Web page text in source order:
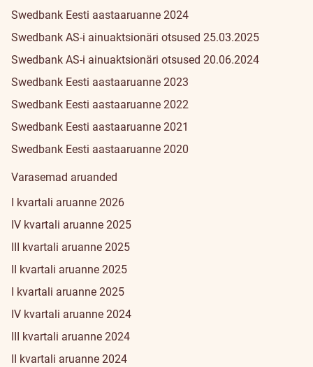
Swedbank Eesti aastaaruanne 2024
Swedbank AS-i ainuaktsionäri otsused 25.03.2025
Swedbank AS-i ainuaktsionäri otsused 20.06.2024
Swedbank Eesti aastaaruanne 2023
Swedbank Eesti aastaaruanne 2022
Swedbank Eesti aastaaruanne 2021
Swedbank Eesti aastaaruanne 2020
Varasemad aruanded
I kvartali aruanne 2026
IV kvartali aruanne 2025
III kvartali aruanne 2025
II kvartali aruanne 2025
I kvartali aruanne 2025
IV kvartali aruanne 2024
III kvartali aruanne 2024
II kvartali aruanne 2024